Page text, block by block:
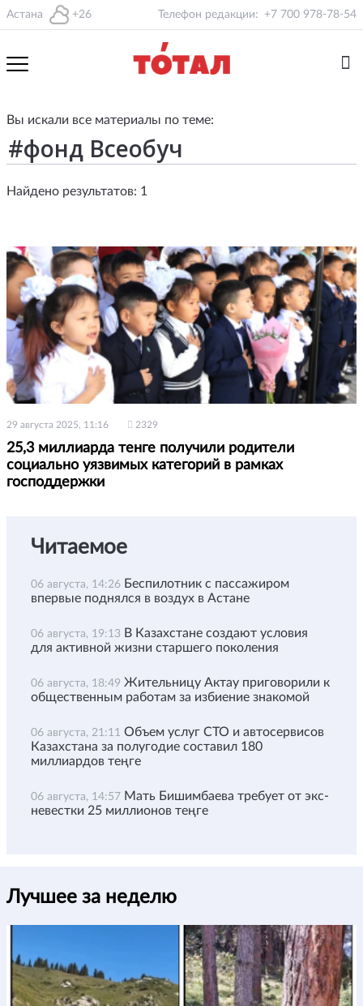
Астана +26 Телефон редакции: +7 700 978-78-54
Вы искали все материалы по теме:
Найдено результатов: 1
29 августа 2025, 11:16 2329
25,3 миллиарда тенге получили родители
социально уязвимых категорий в рамках
господдержки
Читаемое
06 августа, 14:26 Беспилотник с пассажиром
впервые поднялся в воздух в Астане
06 августа, 19:13 В Казахстане создают условия
для активной жизни старшего поколения
06 августа, 18:49 Жительницу Актау приговорили к
общественным работам за избиение знакомой
06 августа, 21:11 Объем услуг СТО и автосервисов
Казахстана за полугодие составил 180
миллиардов теңге
06 августа, 14:57 Мать Бишимбаева требует от экс-
невестки 25 миллионов теңге
Лучшее за неделю